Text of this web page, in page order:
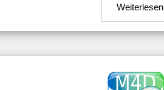
Weiterlesen